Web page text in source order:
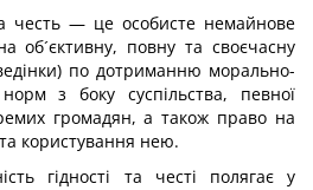
честь — це особисте немайнове
об´єктивну, повну та своєчасну
по дотриманню морально-
з боку суспільства, певної
громадян, а також право на
користування нею.
гідності та честі полягає у